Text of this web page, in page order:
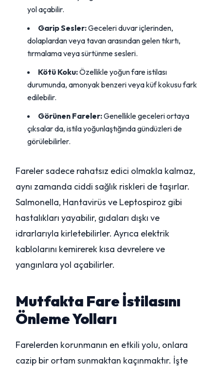
yol açabilir.
Garip Sesler:Geceleri duvar içlerinden,
dolaplardan veya tavan arasından gelen tıkırtı,
tırmalama veya sürtünme sesleri.
Kötü Koku:Özellikle yoğun fare istilası
durumunda, amonyak benzeri veya küf kokusu fark
edilebilir.
Görünen Fareler:Genellikle geceleri ortaya
çıksalar da, istila yoğunlaştığında gündüzleri de
görülebilirler.
Fareler sadece rahatsız edici olmakla kalmaz,
aynı zamanda ciddi sağlık riskleri de taşırlar.
Salmonella, Hantavirüs ve Leptospiroz gibi
hastalıkları yayabilir, gıdaları dışkı ve
idrarlarıyla kirletebilirler. Ayrıca elektrik
kablolarını kemirerek kısa devrelere ve
yangınlara yol açabilirler.
Mutfakta Fare İstilasını
Önleme Yolları
Farelerden korunmanın en etkili yolu, onlara
cazip bir ortam sunmaktan kaçınmaktır. İşte